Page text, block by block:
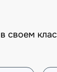
своем